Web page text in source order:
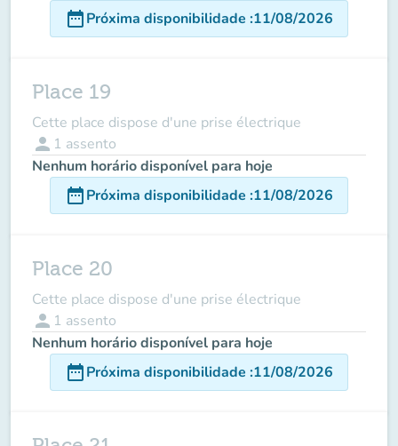
date_rangePróxima disponibilidade :11/08/2026
Place 19
Cette place dispose d'une prise électrique
person 1 assento
Nenhum horário disponível para hoje
date_rangePróxima disponibilidade :11/08/2026
Place 20
Cette place dispose d'une prise électrique
person 1 assento
Nenhum horário disponível para hoje
date_rangePróxima disponibilidade :11/08/2026